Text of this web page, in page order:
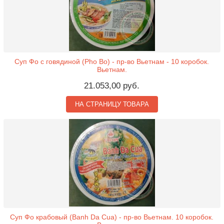
Суп Фо с говядиной (Pho Bo) - пр-во Вьетнам - 10 коробок.
Вьетнам.
21.053,00 руб.
НА СТРАНИЦУ ТОВАРА
Суп Фо крабовый (Banh Da Cua) - пр-во Вьетнам. 10 коробок.